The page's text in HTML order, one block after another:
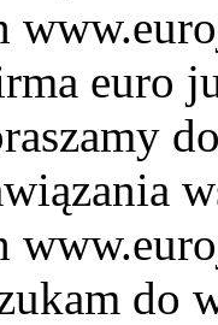
euro
do